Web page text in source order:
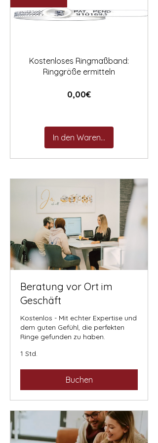
Kostenloses Ringmaßband:
Ringgröße ermitteln
0,00€Preis
In den Warenkorb
Beratung vor Ort im
Geschäft
Kostenlos - Mit echter Expertise und
dem guten Gefühl, die perfekten
Ringe gefunden zu haben.
1 Std.
Buchen